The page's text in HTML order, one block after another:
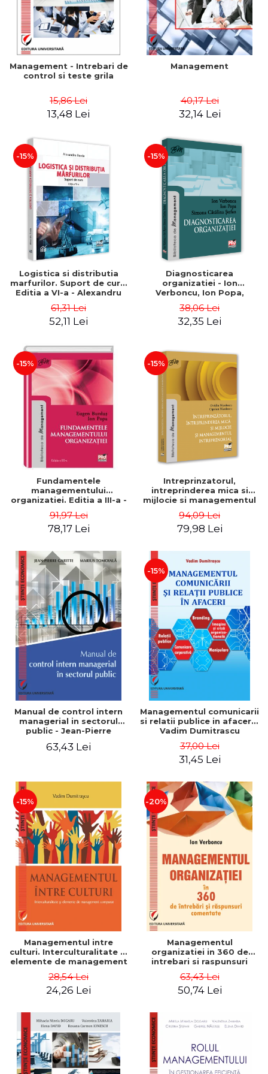
Management - Intrebari de
control si teste grila
15,86 Lei
13,48 Lei
Management
40,17 Lei
32,14 Lei
-15%
Logistica si distributia
marfurilor. Suport de curs.
Editia a VI-a - Alexandru
61,31 Lei
52,11 Lei
-15%
Diagnosticarea
organizatiei - Ion
Verboncu, Ion Popa,
38,06 Lei
32,35 Lei
-15%
Fundamentele
managementului
organizatiei. Editia a III-a -
91,97 Lei
78,17 Lei
-15%
Intreprinzatorul,
intreprinderea mica si
mijlocie si managementul
Nicolescu, Ciprian
Nicolescu
94,09 Lei
79,98 Lei
Manual de control intern
managerial in sectorul
public - Jean-Pierre
63,43 Lei
-15%
Managementul comunicarii
si relatii publice in afaceri -
Vadim Dumitrascu
37,00 Lei
31,45 Lei
-15%
Managementul intre
culturi. Interculturalitate si
elemente de management
Dumitrascu
28,54 Lei
24,26 Lei
-20%
Managementul
organizatiei in 360 de
intrebari si raspunsuri
63,43 Lei
50,74 Lei